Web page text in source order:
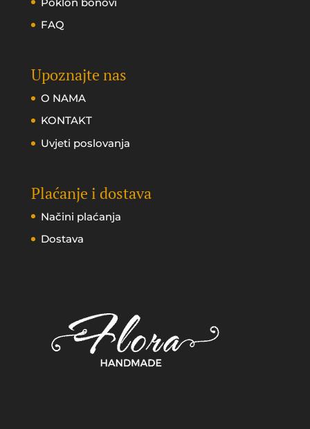
FAQ
Upoznajte nas
O NAMA
KONTAKT
Uvjeti poslovanja
Plaćanje i dostava
Načini plaćanja
Dostava